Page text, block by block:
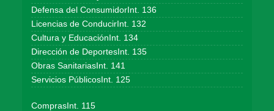
Defensa del ConsumidorInt. 136
Licencias de ConducirInt. 132
Cultura y EducaciónInt. 134
Dirección de DeportesInt. 135
Obras SanitariasInt. 141
Servicios PúblicosInt. 125
ComprasInt. 115